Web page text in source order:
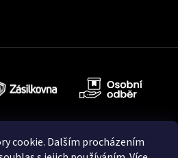
cookie. Dalším procházením